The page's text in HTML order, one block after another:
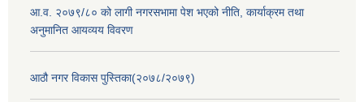
आ.व. २०७९/८० को लागी नगरसभामा पेश भएको नीति, कार्याक्रम तथा
अनुमानित आयव्यय विवरण
आठौ नगर विकास पुस्तिका(२०७८/२०७९)